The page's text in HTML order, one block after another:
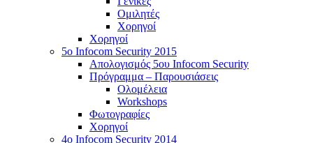
Ομιλητές
Χορηγοί
Χορηγοί
5o Infocom Security 2015
Απολογισμός 5ου Infocom Security
Πρόγραμμα – Παρουσιάσεις
Ολομέλεια
Workshops
Φωτογραφίες
Χορηγοί
4ο Infocom Security 2014